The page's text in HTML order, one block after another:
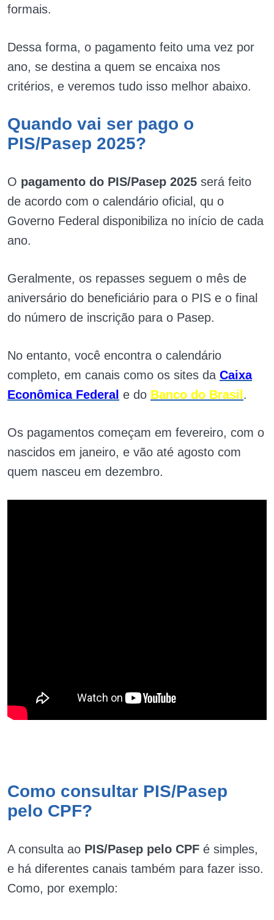
formais.
Dessa forma, o pagamento feito uma vez por
ano, se destina a quem se encaixa nos
critérios, e veremos tudo isso melhor abaixo.
Quando vai ser pago o
PIS/Pasep 2025?
O pagamento do PIS/Pasep 2025 será feito
de acordo com o calendário oficial, qu o
Governo Federal disponibiliza no início de cada
ano.
Geralmente, os repasses seguem o mês de
aniversário do beneficiário para o PIS e o final
do número de inscrição para o Pasep.
No entanto, você encontra o calendário
completo, em canais como os sites da Caixa
Econômica Federal e do Banco do Brasil.
Os pagamentos começam em fevereiro, com o
nascidos em janeiro, e vão até agosto com
quem nasceu em dezembro.
Como consultar PIS/Pasep
pelo CPF?
A consulta ao PIS/Pasep pelo CPF é simples,
e há diferentes canais também para fazer isso.
Como, por exemplo: